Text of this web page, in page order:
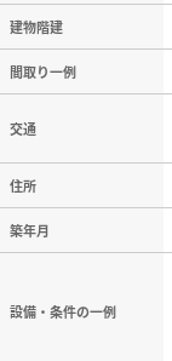
建物階建
間取り一例
交通
住所
築年月
設備・条件の一例